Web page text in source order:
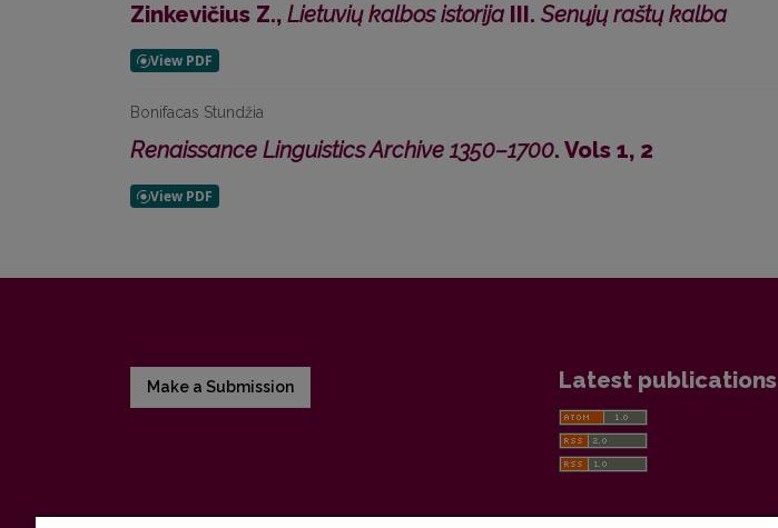
Zinkevičius Z., Lietuvių kalbos istorija III. Senųjų raštų kalba
Bonifacas Stundžia
Renaissance Linguistics Archive 1350–1700. Vols 1, 2
Make a Submission Latest publications